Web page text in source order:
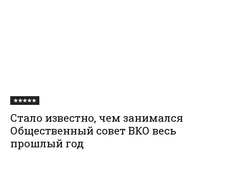
★★★★★
Стало известно, чем занимался
Общественный совет ВКО весь
прошлый год